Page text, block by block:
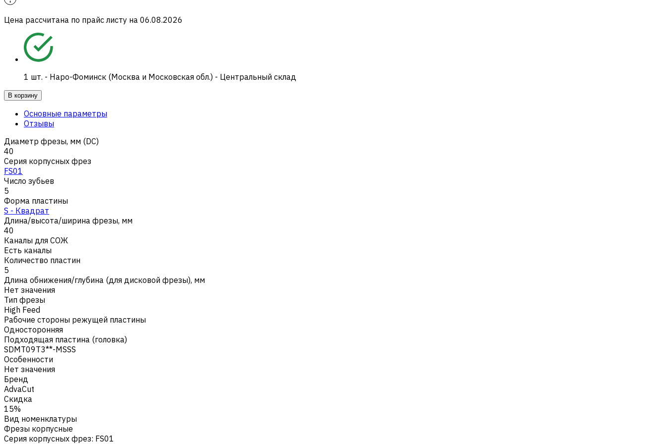
Цена рассчитана по прайс листу на 06.08.2026
1 шт. - Наро-Фоминск (Москва и Московская обл.) - Центральный склад
В корзину
Основные параметры
Отзывы
Диаметр фрезы, мм (DC)
40
Серия корпусных фрез
FS01
Число зубьев
5
Форма пластины
S - Квадрат
Длина/высота/ширина фрезы, мм
40
Каналы для СОЖ
Есть каналы
Количество пластин
5
Длина обнижения/глубина (для дисковой фрезы), мм
Нет значения
Тип фрезы
High Feed
Рабочие стороны режущей пластины
Односторонняя
Подходящая пластина (головка)
SDMT09T3**-MSSS
Особенности
Нет значения
Бренд
AdvaCut
Скидка
15%
Вид номенклатуры
Фрезы корпусные
Серия корпусных фрез: FS01